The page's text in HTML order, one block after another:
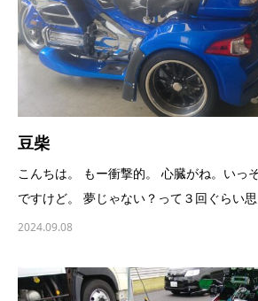
豆柴
こんちは。 もー衝撃的。 心臓がね。いっ
ですけど。 夢じゃない？って３回ぐらい
2024.09.08